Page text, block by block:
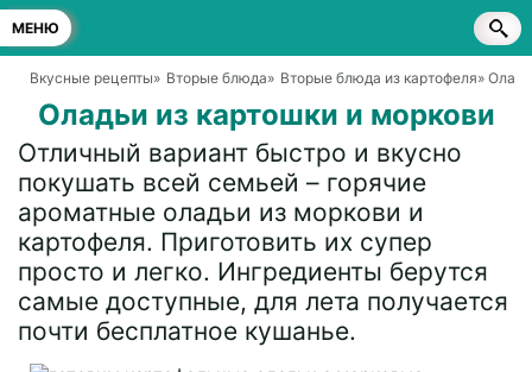
МЕНЮ
Вкусные рецепты» Вторые блюда» Вторые блюда из картофеля»
Оладьи из картошки и моркови
Отличный вариант быстро и вкусно
покушать всей семьей – горячие
ароматные оладьи из моркови и
картофеля. Приготовить их супер
просто и легко. Ингредиенты берутся
самые доступные, для лета получается
почти бесплатное кушанье.